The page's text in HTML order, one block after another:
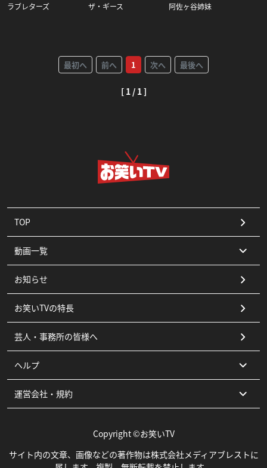
ラブレターズ ザ・ギース 阿佐ヶ谷姉妹
最初へ 前へ 1 次へ 最後へ
[ 1 / 1 ]
TOP
動画一覧
コント
漫才
ピン
その他
お知らせ
お笑いTVの特長
芸人・事務所の皆様へ
ヘルプ
よくある質問
運営会社・規約
利用規約
Copyright ©お笑いTV
サイト内の文章、画像などの著作物は株式会社メディアブレストに